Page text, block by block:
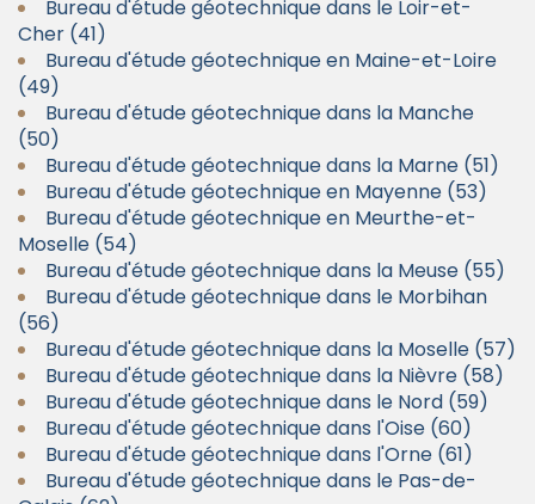
Bureau d'étude géotechnique dans le Loir-et-
Cher (41)
Bureau d'étude géotechnique en Maine-et-Loire
(49)
Bureau d'étude géotechnique dans la Manche
(50)
Bureau d'étude géotechnique dans la Marne (51)
Bureau d'étude géotechnique en Mayenne (53)
Bureau d'étude géotechnique en Meurthe-et-
Moselle (54)
Bureau d'étude géotechnique dans la Meuse (55)
Bureau d'étude géotechnique dans le Morbihan
(56)
Bureau d'étude géotechnique dans la Moselle (57)
Bureau d'étude géotechnique dans la Nièvre (58)
Bureau d'étude géotechnique dans le Nord (59)
Bureau d'étude géotechnique dans l'Oise (60)
Bureau d'étude géotechnique dans l'Orne (61)
Bureau d'étude géotechnique dans le Pas-de-